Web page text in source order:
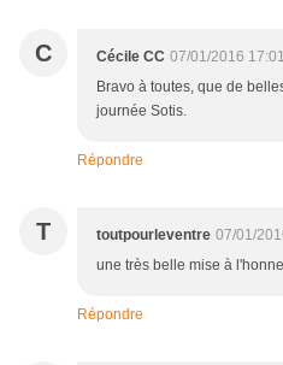
C Cécile CC 07/01/2016 17:01
Bravo à toutes, que de
journée Sotis.
Répondre
T toutpourleventre 07/01/
une très belle mise à
Répondre